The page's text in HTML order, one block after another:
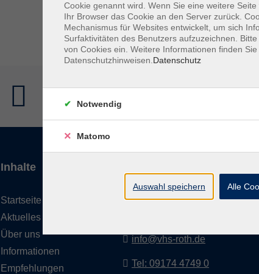
Inhalte
Startseite
Aktuelles
Über uns
Informationen
Empfehlungen
Maria-Dorothea-Straße 8
info@vhs-roth.de
Tel: 09174 4749 0
Cookie genannt wird. Wenn Sie eine weitere
Ihr Browser das Cookie an den Server zurück.
Mechanismus für Websites entwickelt, um sich
Surfaktivitäten des Benutzers aufzuzeichnen.
von Cookies ein. Weitere Informationen finden
Datenschutzhinweisen. Datenschutz
Notwendig
Matomo
Auswahl speichern Alle